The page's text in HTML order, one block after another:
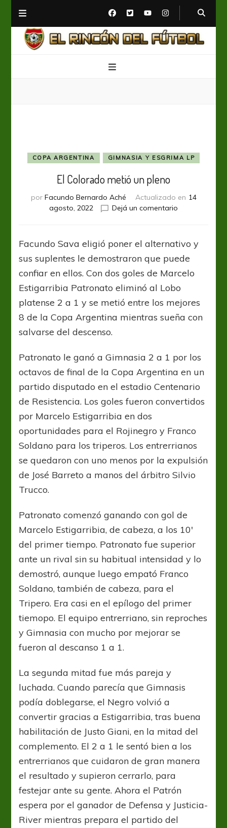
COPA ARGENTINA GIMNASIA Y ESGRIMA LP
El Colorado metió un pleno
por Facundo Bernardo Aché Actualizado en 14
agosto, 2022
Dejá un comentario
metió
un
pleno
Facundo Sava eligió poner el alternativo y
sus suplentes le demostraron que puede
confiar en ellos. Con dos goles de Marcelo
Estigarribia Patronato eliminó al Lobo
platense 2 a 1 y se metió entre los mejores
8 de la Copa Argentina mientras sueña con
salvarse del descenso.
Patronato le ganó a Gimnasia 2 a 1 por los
octavos de final de la Copa Argentina en un
partido disputado en el estadio Centenario
de Resistencia. Los goles fueron convertidos
por Marcelo Estigarribia en dos
oportunidades para el Rojinegro y Franco
Soldano para los triperos. Los entrerrianos
se quedaron con uno menos por la expulsión
de José Barreto a manos del árbitro Silvio
Trucco.
Patronato comenzó ganando con gol de
Marcelo Estigarribia, de cabeza, a los 10′
del primer tiempo. Patronato fue superior
ante un rival sin su habitual intensidad y lo
demostró, aunque luego empató Franco
Soldano, también de cabeza, para el
Tripero. Era casi en el epílogo del primer
tiemopo. El equipo entrerriano, sin reproches
y Gimnasia con mucho por mejorar se
fueron al descanso 1 a 1.
La segunda mitad fue más pareja y
luchada. Cuando parecía que Gimnasis
podía doblegarse, el Negro volvió a
convertir gracias a Estigarribia, tras buena
habilitación de Justo Giani, en la mitad del
complemento. El 2 a 1 le sentó bien a los
entrerrianos que cuidaron de gran manera
el resultado y supieron cerrarlo, para
festejar ante su gente. Ahora el Patrón
espera por el ganador de Defensa y Justicia-
River mientras prepara el partido del